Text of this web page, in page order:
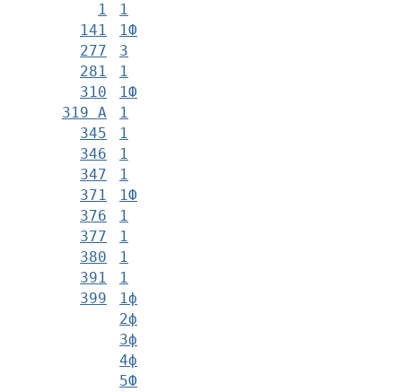
1
1
141
1Ф
277
3
281
1
310
1Ф
319 А
1
345
1
346
1
347
1
371
1Ф
376
1
377
1
380
1
391
1
399
1ф
2ф
3ф
4ф
5Ф